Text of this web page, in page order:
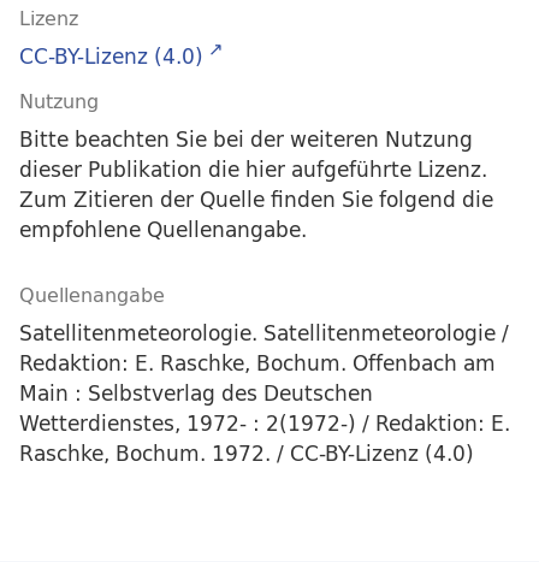
Lizenz
CC-BY-Lizenz (4.0)
Nutzung
Bitte beachten Sie bei der weiteren Nutzung
dieser Publikation die hier aufgeführte Lizenz.
Zum Zitieren der Quelle finden Sie folgend die
empfohlene Quellenangabe.
Quellenangabe
Satellitenmeteorologie. Satellitenmeteorologie /
Redaktion: E. Raschke, Bochum. Offenbach am
Main : Selbstverlag des Deutschen
Wetterdienstes, 1972- : 2(1972-) / Redaktion: E.
Raschke, Bochum. 1972. / CC-BY-Lizenz (4.0)